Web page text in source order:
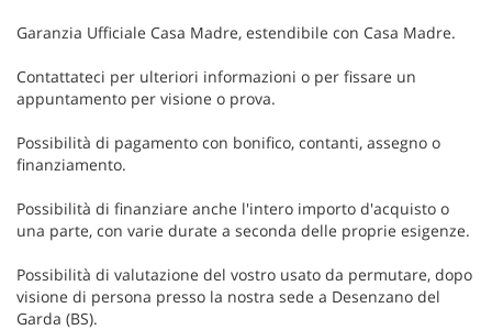
Garanzia Ufficiale Casa Madre, estendibile con Casa Madre.
Contattateci per ulteriori informazioni o per fissare un
appuntamento per visione o prova.
Possibilità di pagamento con bonifico, contanti, assegno o
finanziamento.
Possibilità di finanziare anche l'intero importo d'acquisto o
una parte, con varie durate a seconda delle proprie esigenze.
Possibilità di valutazione del vostro usato da permutare, dopo
visione di persona presso la nostra sede a Desenzano del
Garda (BS).